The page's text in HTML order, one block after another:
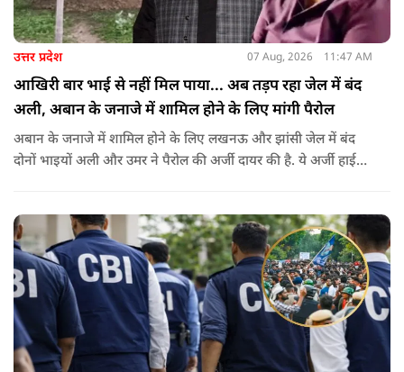
उत्तर प्रदेश 07 Aug, 2026 11:47 AM
आखिरी बार भाई से नहीं मिल पाया... अब तड़प रहा जेल में बंद
अली, अबान के जनाजे में शामिल होने के लिए मांगी पैरोल
अबान के जनाजे में शामिल होने के लिए लखनऊ और झांसी जेल में बंद
दोनों भाइयों अली और उमर ने पैरोल की अर्जी दायर की है. ये अर्जी हाई